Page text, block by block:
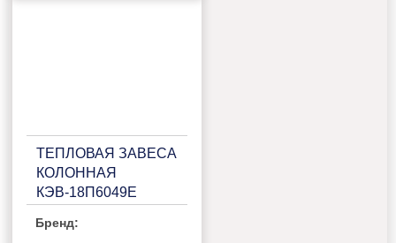
ТЕПЛОВАЯ ЗАВЕСА
КОЛОННАЯ
КЭВ-18П6049Е
Бренд: